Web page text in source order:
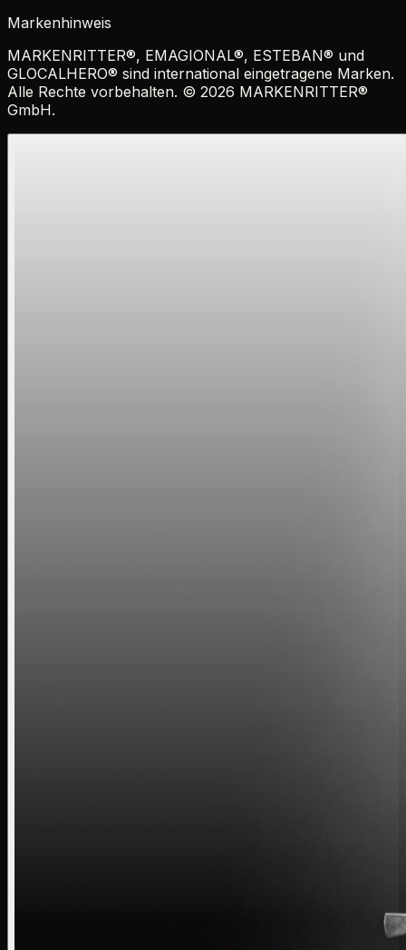
Markenhinweis
MARKENRITTER®, EMAGIONAL®, ESTEBAN® und
GLOCALHERO® sind international eingetragene Marken.
Alle Rechte vorbehalten. © 2026 MARKENRITTER®
GmbH.